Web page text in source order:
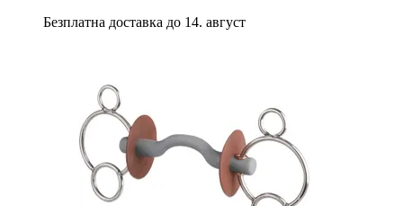
Безплатна доставка до 14. август